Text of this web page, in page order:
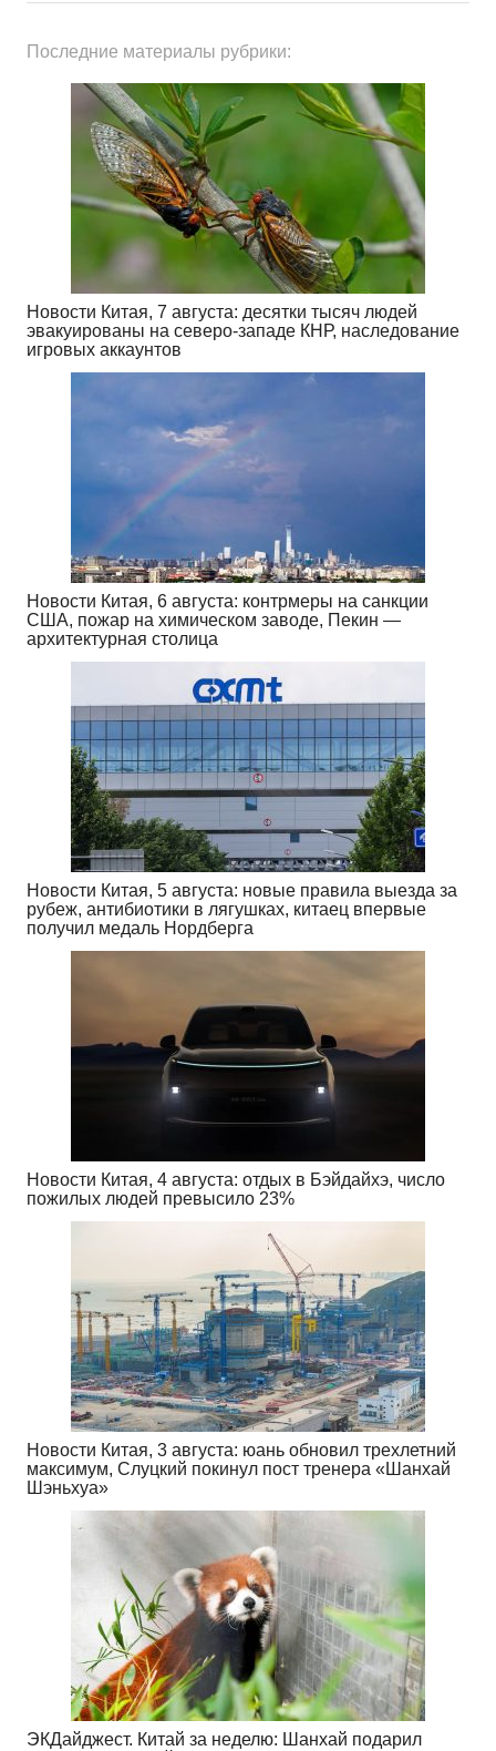
Последние материалы рубрики:
Новости Китая, 7 августа: десятки тысяч людей
эвакуированы на северо-западе КНР, наследование
игровых аккаунтов
Новости Китая, 6 августа: контрмеры на санкции
США, пожар на химическом заводе, Пекин —
архитектурная столица
Новости Китая, 5 августа: новые правила выезда за
рубеж, антибиотики в лягушках, китаец впервые
получил медаль Нордберга
Новости Китая, 4 августа: отдых в Бэйдайхэ, число
пожилых людей превысило 23%
Новости Китая, 3 августа: юань обновил трехлетний
максимум, Слуцкий покинул пост тренера «Шанхай
Шэньхуа»
ЭКДайджест. Китай за неделю: Шанхай подарил